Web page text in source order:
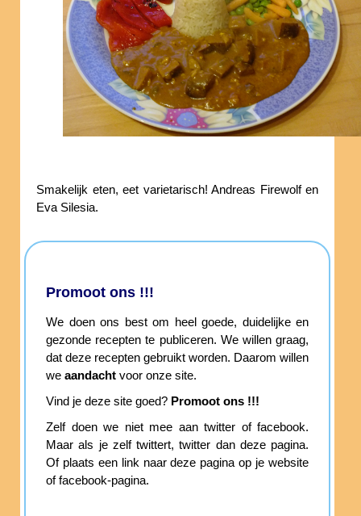
Smakelijk eten, eet varietarisch! Andreas Firewolf en
Eva Silesia.
Promoot ons !!!
We doen ons best om heel goede, duidelijke en
gezonde recepten te publiceren. We willen graag,
dat deze recepten gebruikt worden. Daarom willen
we aandacht voor onze site.
Vind je deze site goed? Promoot ons !!!
Zelf doen we niet mee aan twitter of facebook.
Maar als je zelf twittert, twitter dan deze pagina.
Of plaats een link naar deze pagina op je website
of facebook-pagina.